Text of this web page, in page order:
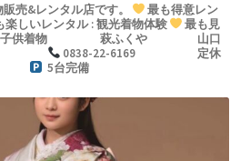
売&レンタル店です。
最も得意レン
楽しいレンタル : 観光着物体験
最も見
供着物
萩ふくや山口
0838-22-6169定休
5台完備